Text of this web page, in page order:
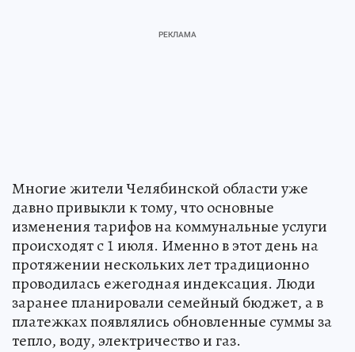
Многие жители Челябинской области уже
давно привыкли к тому, что основные
изменения тарифов на коммунальные услуги
происходят с 1 июля. Именно в этот день на
протяжении нескольких лет традиционно
проводилась ежегодная индексация. Люди
заранее планировали семейный бюджет, а в
платежках появлялись обновленные суммы за
тепло, воду, электричество и газ.